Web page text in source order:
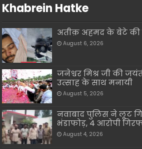
Khabrein Hatke
अतीक़ अहमद के बेटे की
August 6, 2026
जनेश्वर मिश्र जी की
उत्साह के साथ मनायी
August 5, 2026
नवाबाद पुलिस ने लूट
भंडाफोड़, 4 आरोपी
August 4, 2026